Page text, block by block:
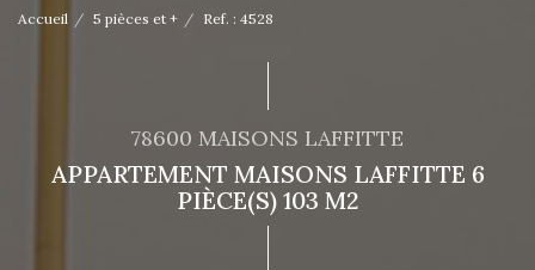
Accueil 5 pièces et + Ref. : 4528
78600 MAISONS LAFFITTE
APPARTEMENT MAISONS LAFFITTE 6
PIÈCE(S) 103 M2